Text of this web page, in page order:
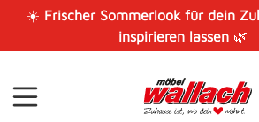
Zum Hauptinhalt springen
☀️ Frischer Sommerlook für dein
inspirieren lassen🌿